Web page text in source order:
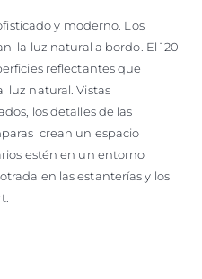
y moderno. Los
la luz natural a bordo. El 120
reflectantes que
luz natural. Vistas
los detalles de las
crean un espacio
estén en un entorno
en las estanterías y los